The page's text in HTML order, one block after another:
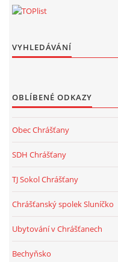
VYHLEDÁVÁNÍ
OBLÍBENÉ ODKAZY
Obec Chrášťany
SDH Chrášťany
TJ Sokol Chrášťany
Chrášťanský spolek Sluníčko
Ubytování v Chrášťanech
Bechyňsko